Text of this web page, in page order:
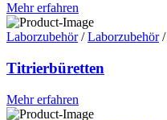
Mehr erfahren
Laborzubehör/Laborzubehör/
Titrierbüretten
Mehr erfahren